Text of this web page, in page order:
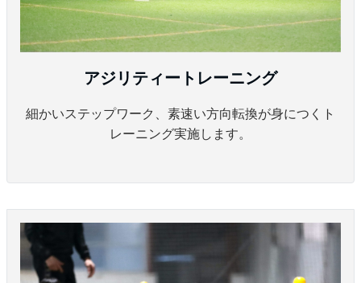
アジリティートレーニング
細かいステップワーク、素速い方向転換が身につくト
レーニング実施します。